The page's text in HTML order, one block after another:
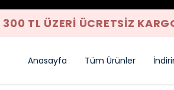
300 TL ÜZERI ÜCRETSIZ
Anasayfa Tüm Ürünler